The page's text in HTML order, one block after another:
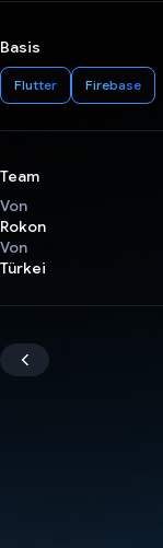
Basis
Flutter Firebase
Team
Von
Rokon
Von
Türkei